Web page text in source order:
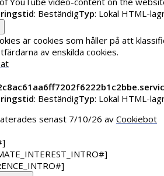
: BeständigTyp: Lokal HTML-
är cookies som håller på att
av enskilda cookies.
: BeständigTyp: Lokal HTML-
senast 7/10/26 av Cookiebot